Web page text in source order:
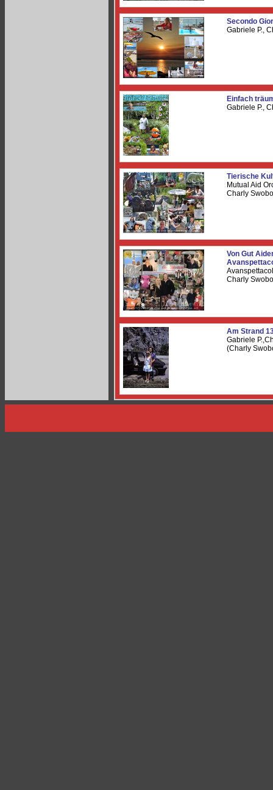
Secondo
Gabriele P.,
Einfach
Gabriele P.,
Tierische
Mutual Aid
Charly
Von Gut
Charly
Am Strand
Gabriele
(Charly